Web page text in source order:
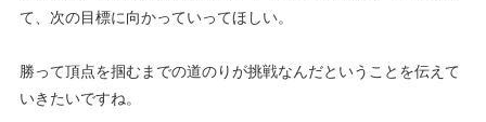
て、次の目標に向かっていってほしい。
勝って頂点を掴むまでの道のりが挑戦なんだということを伝えて
いきたいですね。